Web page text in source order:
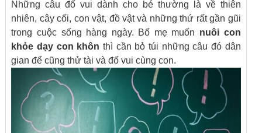
Những câu đố vui dành cho bé thường là về thiên
nhiên, cây cối, con vật, đồ vật và những thứ rất gần gũi
trong cuộc sống hàng ngày. Bố mẹ muốn nuôi con
khỏe dạy con khôn thì cần bỏ túi những câu đó dân
gian để cũng thử tài và đố vui cùng con.